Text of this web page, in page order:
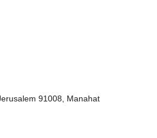
91008, Manahat